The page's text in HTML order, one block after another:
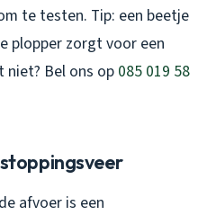
te testen. Tip: een beetje
plopper zorgt voor een
Bel ons op 085 019 58
afvoer is een